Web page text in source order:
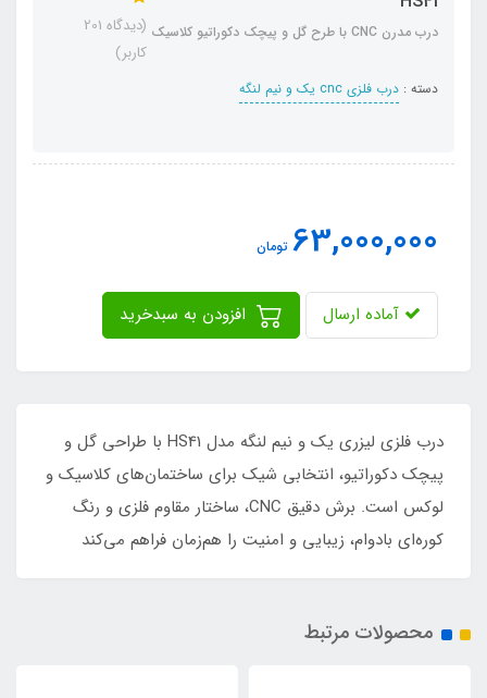
درب مدرن CNC با طرح گل و پیچک دکوراتیو کلاسیک
دسته : درب فلزی cnc یک و نیم لنگه
(دیدگاه 201
کاربر)
63,000,000 تومان
آماده ارسال
درب فلزی لیزری یک و نیم لنگه مدل HS41 با طراحی گل و
پیچک دکوراتیو، انتخابی شیک برای ساختمان‌های کلاسیک و
لوکس است. برش دقیق CNC، ساختار مقاوم فلزی و رنگ
کوره‌ای بادوام، زیبایی و امنیت را هم‌زمان فراهم می‌کند
محصولات مرتبط